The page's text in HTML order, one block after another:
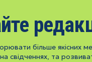
більше якісних
свідченнях, та